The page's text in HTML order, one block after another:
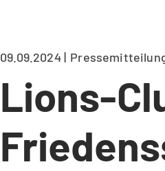
09.09.2024
Lions-